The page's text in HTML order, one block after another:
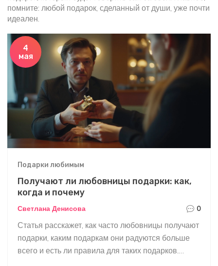
помните: любой подарок, сделанный от души, уже почти
идеален.
4
мая
Подарки любимым
Получают ли любовницы подарки: как,
когда и почему
Светлана Денисова 0
Статья расскажет, как часто любовницы получают
подарки, каким подаркам они радуются больше
всего и есть ли правила для таких подарков.